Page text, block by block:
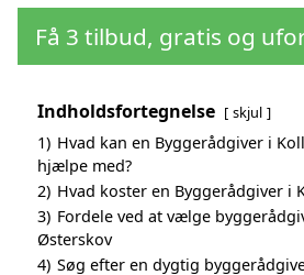
Få 3 tilbud, gratis og
Indholdsfortegnelse skjul
1) Hvad kan en Byggerådgiver i
hjælpe med?
2) Hvad koster en Byggerådgiver i
3) Fordele ved at vælge
Østerskov
4) Søg efter en dygtig